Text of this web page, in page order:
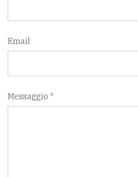
Email
Messaggio *